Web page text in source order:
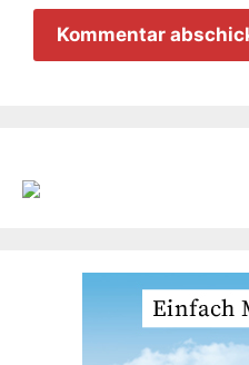
Adresse